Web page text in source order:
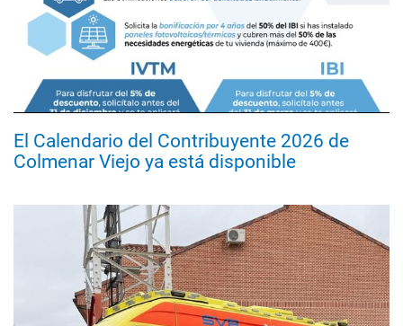
El Calendario del Contribuyente 2026 de
Colmenar Viejo ya está disponible